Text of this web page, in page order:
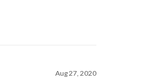
Aug 27, 2020